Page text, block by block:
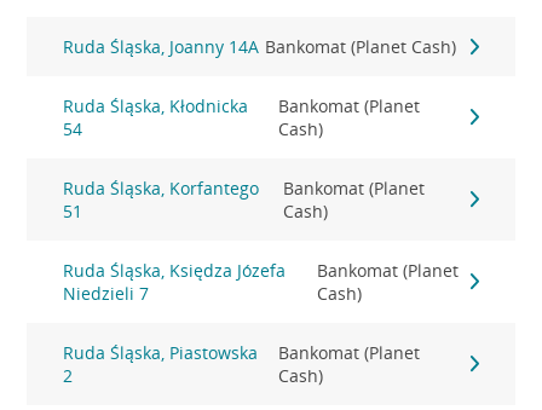
Ruda Śląska, Joanny 14A Bankomat (Planet Cash)
Ruda Śląska, Kłodnicka
54
Bankomat (Planet
Cash)
Ruda Śląska, Korfantego
51
Bankomat (Planet
Cash)
Ruda Śląska, Księdza Józefa
Niedzieli 7
Bankomat (Planet
Cash)
Ruda Śląska, Piastowska
2
Bankomat (Planet
Cash)